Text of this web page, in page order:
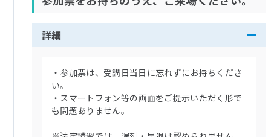
詳細
・参加票は、受講日当日に忘れずにお持ちくださ
い。
・スマートフォン等の画面をご提示いただく形で
も問題ありません。